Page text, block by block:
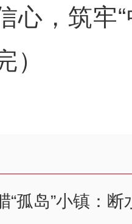
心，筑牢
）
“孤岛”小镇：